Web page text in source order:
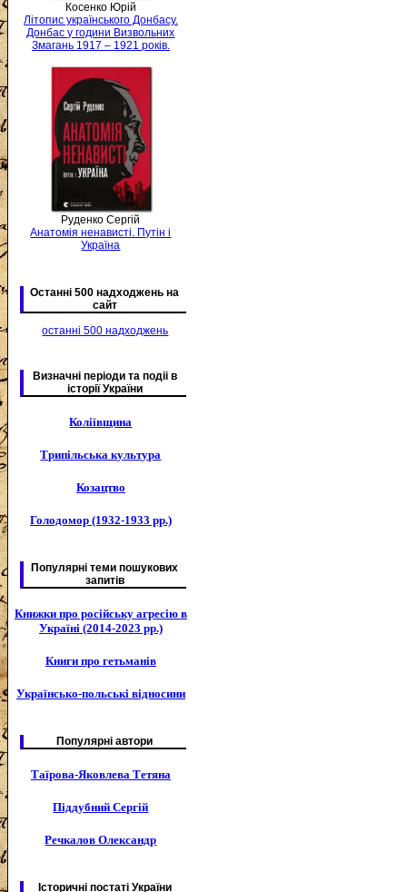
Косенко Юрій
Літопис українського Донбасу.
Донбас у години Визвольних
Змагань 1917 – 1921 років.
Руденко Сергій
Анатомія ненависті. Путін і
Україна
Останні 500 надходжень на
сайт
останні 500 надходжень
Визначні періоди та подіі в
історії України
Коліївщина
Трипільська культура
Козацтво
Голодомор (1932-1933 рр.)
Популярні теми пошукових
запитів
Книжки про російську агресію в
Україні (2014-2023 рр.)
Книги про гетьманів
Українсько-польські відносини
Популярні автори
Таїрова-Яковлева Тетяна
Піддубний Сергій
Речкалов Олександр
Історичні постаті України